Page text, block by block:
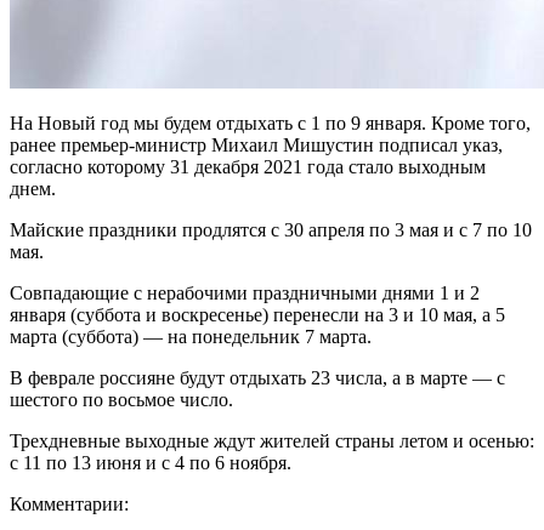
На Новый год мы будем отдыхать с 1 по 9 января. Кроме того,
ранее премьер-министр Михаил Мишустин подписал указ,
согласно которому 31 декабря 2021 года стало выходным
днем.
Майские праздники продлятся с 30 апреля по 3 мая и с 7 по 10
мая.
Совпадающие с нерабочими праздничными днями 1 и 2
января (суббота и воскресенье) перенесли на 3 и 10 мая, а 5
марта (суббота) — на понедельник 7 марта.
В феврале россияне будут отдыхать 23 числа, а в марте — с
шестого по восьмое число.
Трехдневные выходные ждут жителей страны летом и осенью:
с 11 по 13 июня и с 4 по 6 ноября.
Комментарии: